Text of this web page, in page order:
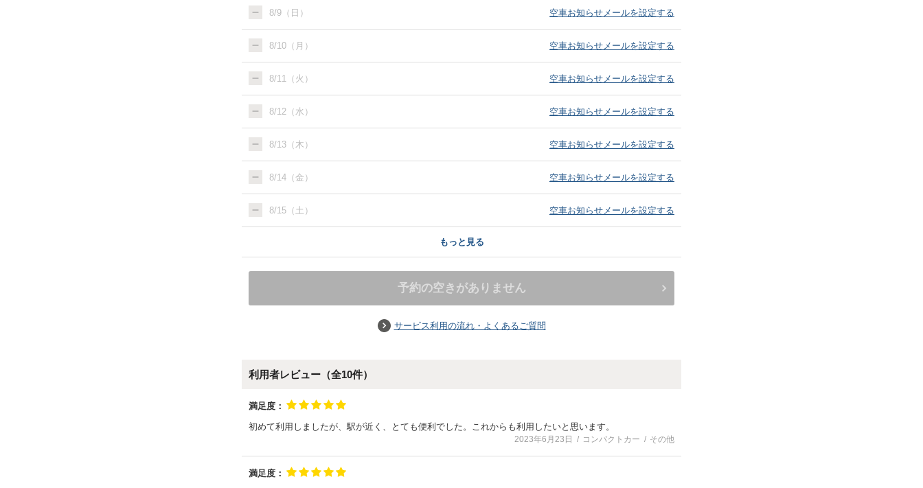
8/9（日） 空車お知らせメールを設定する
8/10（月） 空車お知らせメールを設定する
8/11（火） 空車お知らせメールを設定する
8/12（水） 空車お知らせメールを設定する
8/13（木） 空車お知らせメールを設定する
8/14（金） 空車お知らせメールを設定する
8/15（土） 空車お知らせメールを設定する
もっと見る
予約の空きがありません
サービス利用の流れ・よくあるご質問
利用者レビュー（全10件）
満足度：
初めて利用しましたが、駅が近く、とても便利でした。これからも利用したいと思います。
2023年6月23日 コンパクトカー その他
満足度：